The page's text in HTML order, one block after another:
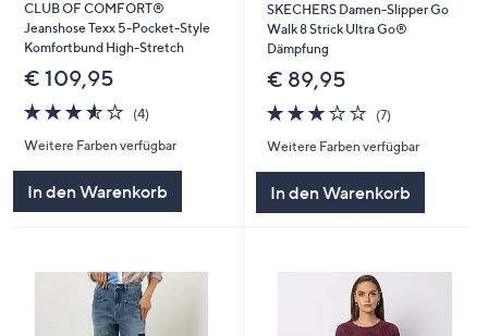
CLUB OF COMFORT®
Jeanshose Texx 5-Pocket-Style
Komfortbund High-Stretch
€ 109,95
3.5
von
5
(4)
Weitere Farben verfügbar
In den Warenkorb
SKECHERS Damen-Slipper Go
Walk 8 Strick Ultra Go®
Dämpfung
€ 89,95
3.1
von
5
(7)
Weitere Farben verfügbar
In den Warenkorb